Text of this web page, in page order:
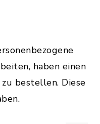
haben einen
bestellen. Diese